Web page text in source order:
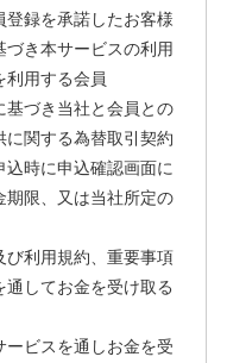
録を承諾したお客様
づき本サービスの利用
利用する会員
基づき当社と会員との
に関する為替取引契約
込時に申込確認画面に
限、又は当社所定の
び利用規約、重要事項
通してお金を受け取る
ービスを通しお金を受